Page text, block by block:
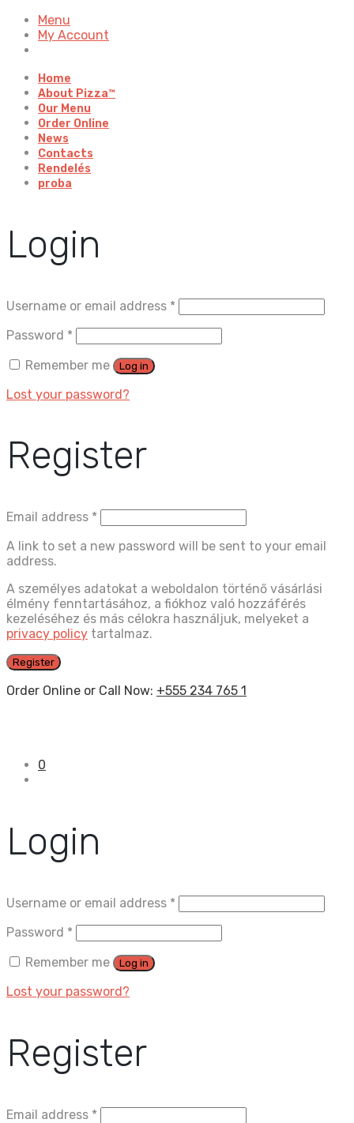
Menu
My Account
Home
About Pizza™
Our Menu
Order Online
News
Contacts
Rendelés
proba
Login
Username or email address *
Password *
Remember me
Log in
Lost your password?
Register
Email address *
A link to set a new password will be sent to your email
address.
A személyes adatokat a weboldalon történő vásárlási
élmény fenntartásához, a fiókhoz való hozzáférés
kezeléséhez és más célokra használjuk, melyeket a
privacy policy tartalmaz.
Register
Order Online or Call Now: +555 234 765 1
0
Login
Username or email address *
Password *
Remember me
Log in
Lost your password?
Register
Email address *